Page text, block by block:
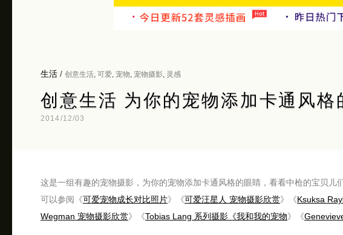
生活 / 创意生活 可爱 宠物 宠物摄影 灵感
创意生活 为你的宠物添加卡通风格
2014/12/03
这是一组有趣的宠物摄影，为你的宠物添加卡通风格的眼睛，看看中枪的宝贝儿
可以参阅《可爱宠物成长对比照片》《可爱汪星人 宠物摄影欣赏》《Ksuksa
Wegman 宠物摄影欣赏》《Tobias Lang 系列摄影《我和我的宠物》《